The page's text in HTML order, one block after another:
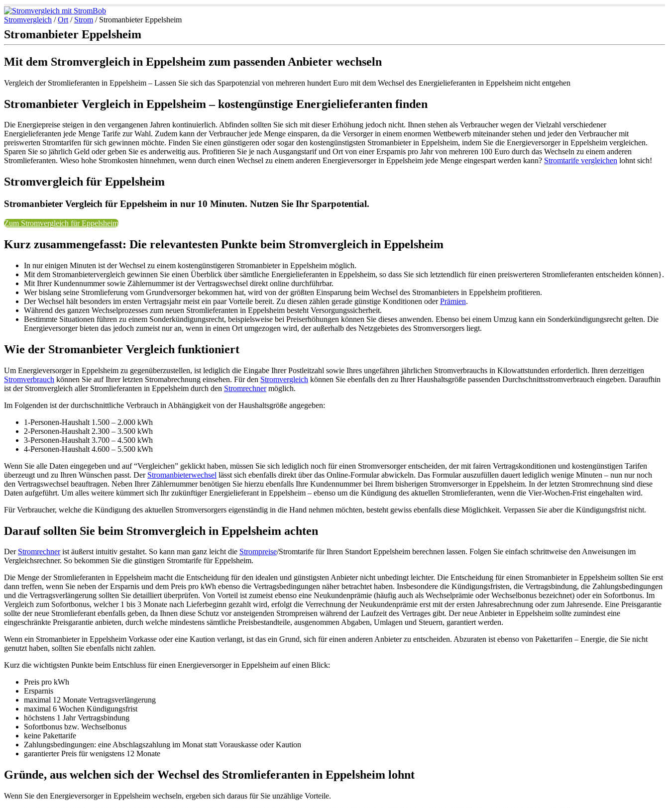
Stromvergleich /Ort / Strom / Stromanbieter Eppelsheim
Stromanbieter Eppelsheim
Mit dem Stromvergleich in Eppelsheim zum passenden Anbieter wechseln
Vergleich der Stromlieferanten in Eppelsheim – Lassen Sie sich das Sparpotenzial von mehreren hundert Euro mit dem Wechsel des Energielieferanten in Eppelsheim nicht entgehen
Stromanbieter Vergleich in Eppelsheim – kostengünstige Energielieferanten finden
Die Energiepreise steigen in den vergangenen Jahren kontinuierlich. Abfinden sollten Sie sich mit dieser Erhöhung jedoch nicht. Ihnen stehen als Verbraucher wegen der Vielzahl verschiedener
Energielieferanten jede Menge Tarife zur Wahl. Zudem kann der Verbraucher jede Menge einsparen, da die Versorger in einem enormen Wettbewerb miteinander stehen und jeder den Verbraucher mit
preiswerten Stromtarifen für sich gewinnen möchte. Finden Sie einen günstigeren oder sogar den kostengünstigsten Stromanbieter in Eppelsheim, indem Sie die Energieversorger in Eppelsheim vergleichen.
Sparen Sie so jährlich Geld oder geben Sie es anderweitig aus. Profitieren Sie je nach Ausgangstarif und Ort von einer Ersparnis pro Jahr von mehreren 100 Euro durch das Wechseln zu einem anderen
Stromlieferanten. Wieso hohe Stromkosten hinnehmen, wenn durch einen Wechsel zu einem anderen Energieversorger in Eppelsheim jede Menge eingespart werden kann? Stromtarife vergleichen lohnt sich!
Stromvergleich für Eppelsheim
Stromanbieter Vergleich für Eppelsheim in nur 10 Minuten. Nutzen Sie Ihr Sparpotential.
Zum Stromvergleich für Eppelsheim
Kurz zusammengefasst: Die relevantesten Punkte beim Stromvergleich in Eppelsheim
In nur einigen Minuten ist der Wechsel zu einem kostengünstigeren Stromanbieter in Eppelsheim möglich.
Mit dem Stromanbietervergleich gewinnen Sie einen Überblick über sämtliche Energielieferanten in Eppelsheim, so dass Sie sich letztendlich für einen preiswerteren Stromlieferanten entscheiden können}.
Mit Ihrer Kundennummer sowie Zählernummer ist der Vertragswechsel direkt online durchführbar.
Wer bislang seine Stromlieferung vom Grundversorger bekommen hat, wird von der größten Einsparung beim Wechsel des Stromanbieters in Eppelsheim profitieren.
Der Wechsel hält besonders im ersten Vertragsjahr meist ein paar Vorteile bereit. Zu diesen zählen gerade günstige Konditionen oderPrämien.
Während des ganzen Wechselprozesses zum neuen Stromlieferanten in Eppelsheim besteht Versorgungssicherheit.
Bestimmte Situationen führen zu einem Sonderkündigungsrecht, beispielsweise bei Preiserhöhungen können Sie dieses anwenden. Ebenso bei einem Umzug kann ein Sonderkündigungsrecht gelten. Die
Energieversorger bieten das jedoch zumeist nur an, wenn in einen Ort umgezogen wird, der außerhalb des Netzgebietes des Stromversorgers liegt.
Wie der Stromanbieter Vergleich funktioniert
Um Energieversorger in Eppelsheim zu gegenüberzustellen, ist lediglich die Eingabe Ihrer Postleitzahl sowie Ihres ungefähren jährlichen Stromverbrauchs in Kilowattstunden erforderlich. Ihren derzeitigen
Stromverbrauch können Sie auf Ihrer letzten Stromabrechnung einsehen. Für den Stromvergleich können Sie ebenfalls den zu Ihrer Haushaltsgröße passenden Durchschnittsstromverbrauch eingeben. Daraufhin
ist der Stromvergleich aller Stromlieferanten in Eppelsheim durch den Stromrechnermöglich.
Im Folgenden ist der durchschnittliche Verbrauch in Abhängigkeit von der Haushaltsgröße angegeben:
1-Personen-Haushalt 1.500 – 2.000 kWh
2-Personen-Haushalt 2.300 – 3.500 kWh
3-Personen-Haushalt 3.700 – 4.500 kWh
4-Personen-Haushalt 4.600 – 5.500 kWh
Wenn Sie alle Daten eingegeben und auf “Vergleichen” geklickt haben, müssen Sie sich lediglich noch für einen Stromversorger entscheiden, der mit fairen Vertragskonditionen und kostengünstigen Tarifen
überzeugt und zu Ihren Wünschen passt. Der Stromanbieterwechsel lässt sich ebenfalls direkt über das Online-Formular abwickeln. Das Formular auszufüllen dauert lediglich wenige Minuten – nun nur noch
den Vertragswechsel beauftragen. Neben Ihrer Zählernummer benötigen Sie hierzu ebenfalls Ihre Kundennummer bei Ihrem bisherigen Stromversorger in Eppelsheim. In der letzten Stromrechnung sind diese
Daten aufgeführt. Um alles weitere kümmert sich Ihr zukünftiger Energielieferant in Eppelsheim – ebenso um die Kündigung des aktuellen Stromlieferanten, wenn die Vier-Wochen-Frist eingehalten wird.
Für Verbraucher, welche die Kündigung des aktuellen Stromversorgers eigenständig in die Hand nehmen möchten, besteht gewiss ebenfalls diese Möglichkeit. Verpassen Sie aber die Kündigungsfrist nicht.
Darauf sollten Sie beim Stromvergleich in Eppelsheim achten
Der Stromrechnerist äußerst intuitiv gestaltet. So kann man ganz leicht die Strompreise/Stromtarife für Ihren Standort Eppelsheim berechnen lassen. Folgen Sie einfach schrittweise den Anweisungen im
Vergleichsrechner. So bekommen Sie die günstigen Stromtarife für Eppelsheim.
Die Menge der Stromlieferanten in Eppelsheim macht die Entscheidung für den idealen und günstigsten Anbieter nicht unbedingt leichter. Die Entscheidung für einen Stromanbieter in Eppelsheim sollten Sie erst
dann treffen, wenn Sie neben der Ersparnis und dem Preis pro kWh ebenso die Vertragsbedingungen näher betrachtet haben. Insbesondere die Kündigungsfristen, die Vertragsbindung, die Zahlungsbedingungen
und die Vertragsverlängerung sollten Sie detailliert überprüfen. Von Vorteil ist zumeist ebenso eine Neukundenprämie (häufig auch als Wechselprämie oder Wechselbonus bezeichnet) oder ein Sofortbonus. Im
Vergleich zum Sofortbonus, welcher 1 bis 3 Monate nach Lieferbeginn gezahlt wird, erfolgt die Verrechnung der Neukundenprämie erst mit der ersten Jahresabrechnung oder zum Jahresende. Eine Preisgarantie
sollte der neue Stromlieferant ebenfalls geben, da Ihnen diese Schutz vor ansteigenden Strompreisen während der Laufzeit des Vertrages gibt. Der neue Anbieter in Eppelsheim sollte zumindest eine
eingeschränkte Preisgarantie anbieten, durch welche mindestens sämtliche Preisbestandteile, ausgenommen Abgaben, Umlagen und Steuern, garantiert werden.
Wenn ein Stromanbieter in Eppelsheim Vorkasse oder eine Kaution verlangt, ist das ein Grund, sich für einen anderen Anbieter zu entscheiden. Abzuraten ist ebenso von Pakettarifen – Energie, die Sie nicht
genutzt haben, sollten Sie ebenfalls nicht zahlen.
Kurz die wichtigsten Punkte beim Entschluss für einen Energieversorger in Eppelsheim auf einen Blick:
Preis pro kWh
Ersparnis
maximal 12 Monate Vertragsverlängerung
maximal 6 Wochen Kündigungsfrist
höchstens 1 Jahr Vertragsbindung
Sofortbonus bzw. Wechselbonus
keine Pakettarife
Zahlungsbedingungen: eine Abschlagszahlung im Monat statt Vorauskasse oder Kaution
garantierter Preis für wenigstens 12 Monate
Gründe, aus welchen sich der Wechsel des Stromlieferanten in Eppelsheim lohnt
Wenn Sie den Energieversorger in Eppelsheim wechseln, ergeben sich daraus für Sie unzählige Vorteile.